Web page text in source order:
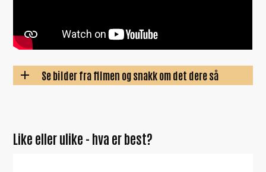
Se bilder fra filmen og snakk om det dere så
Like eller ulike - hva er best?